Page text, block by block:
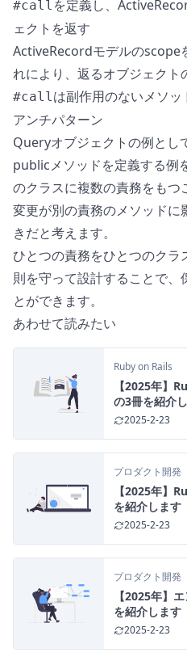
#call を定義し、
ェクトを返す
ActiveRecordモデルのscope
れにより、返るオブジェクト
#callは副作用のないメソッ
アンチパターン
Queryオブジェクトの例とし
publicメソッドを定義する例
のクラスに複数の責務をも
変更が別の責務のメソッド
きだと考えます。
ひとつの責務をひとつのク
則を守って設計することで、
とができます。
あわせて読みたい
Ruby on Rails
【2025年】
の3冊を紹介
2025-2-23
プロダクト開発
【2025年】
を紹介します
2025-2-23
プロダクト開発
【2025年】
を紹介します
2025-2-23